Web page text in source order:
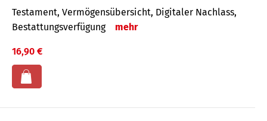
Testament, Vermögens­übersicht, Digitaler Nach­lass,
Bestat­tungs­ver­fügung
mehr
16,90 €